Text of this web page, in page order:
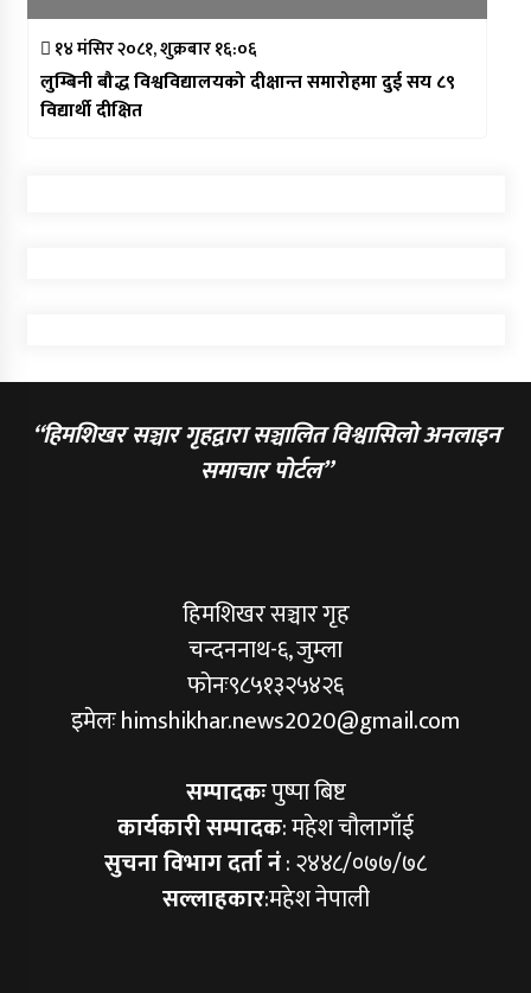
१४ मंसिर २०८१, शुक्रबार १६:०६
लुम्बिनी बौद्ध विश्वविद्यालयको दीक्षान्त समारोहमा दुई सय ८९
विद्यार्थी दीक्षित
“हिमशिखर सञ्चार गृहद्वारा सञ्चालित विश्वासिलो अनलाइन
समाचार पोर्टल”
हिमशिखर सञ्चार गृह
चन्दननाथ-६, जुम्ला
फोनः९८५१३२५४२६
इमेलः himshikhar.news2020@gmail.com
सम्पादकःपुष्पा बिष्ट
कार्यकारी सम्पादक: महेश चौलागाँई
सुचना विभाग दर्ता नं: २४४८/०७७/७८
सल्लाहकार:महेश नेपाली